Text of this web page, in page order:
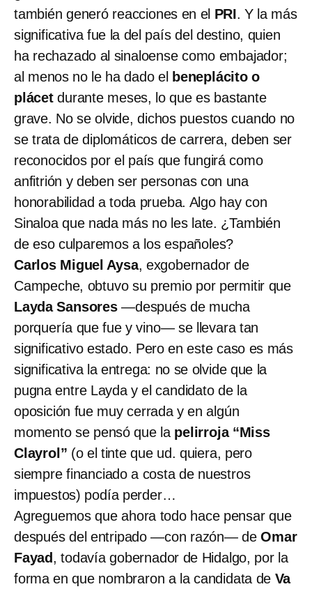
también generó reacciones en el PRI. Y la más
significativa fue la del país del destino, quien
ha rechazado al sinaloense como embajador;
al menos no le ha dado el beneplácito o
plácetdurante meses, lo que es bastante
grave. No se olvide, dichos puestos cuando no
se trata de diplomáticos de carrera, deben ser
reconocidos por el país que fungirá como
anfitrión y deben ser personas con una
honorabilidad a toda prueba. Algo hay con
Sinaloa que nada más no les late. ¿También
de eso culparemos a los españoles?
Carlos Miguel Aysa, exgobernador de
Campeche, obtuvo su premio por permitir que
Layda Sansores—después de mucha
porquería que fue y vino— se llevara tan
significativo estado. Pero en este caso es más
significativa la entrega: no se olvide que la
pugna entre Layda y el candidato de la
oposición fue muy cerrada y en algún
momento se pensó que la pelirroja “Miss
Clayrol” (o el tinte que ud. quiera, pero
siempre financiado a costa de nuestros
impuestos) podía perder…
Agreguemos que ahora todo hace pensar que
después del entripado —con razón— deOmar
Fayad , todavía gobernador de Hidalgo, por la
forma en que nombraron a la candidata de Va